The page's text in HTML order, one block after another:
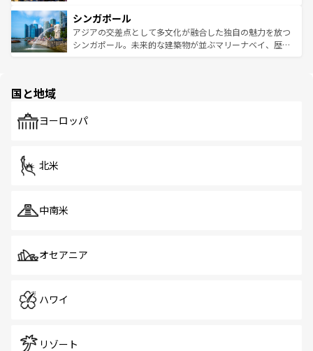
参照してほしい。
激する。気候は一年中温暖で、どの季節にも異なる楽しみ
が待っている。親しみやすいタイの人々、仏教を中心とし
た文化、そして多様な観光資源が、訪れる旅人を魅了し続
み、どこを訪れても感動するはず。観光スポットが密集し
ており、効率よく見どころを回れるのも魅力。息をのむよ
うな絶景から文化的な体験まで、香港を存分に楽しみ尽く
シンガポール
アジアの交差点として多文化が融合した独自の魅力を放つ
シンガポール。未来的な建築物が並ぶマリーナベイ、歴史
で、ホーカーズは地元の風情を楽しめる外せないスポット
国と地域
ヨーロッパ
北米
中南米
オセアニア
ハワイ
リゾート